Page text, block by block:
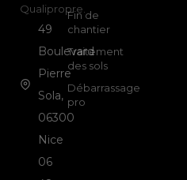
Qualipropre.
49
Boulevard
Pierre
Sola,
06300
Nice
06
Fin de
chantier
Traitement
des sols
Débarrassage
pro